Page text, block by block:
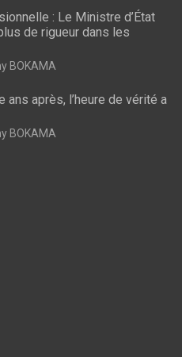
: Le Ministre d’État
de rigueur dans les
BOKAMA
ans après, l’heure de vérité a
BOKAMA